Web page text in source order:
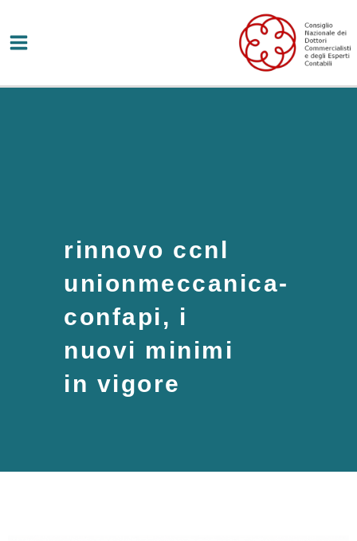
contenuto
rinnovo ccnl
unionmeccanica-
confapi, i
nuovi minimi
in vigore